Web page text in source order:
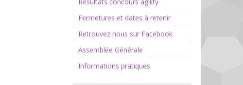
Résultats concours agility
Fermetures et dates à retenir
Retrouvez nous sur Facebook
Assemblée Générale
Informations pratiques